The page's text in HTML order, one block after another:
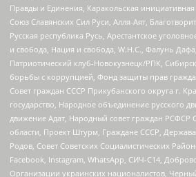
Правды и Единения, Каракольская
Союз Славянских Сил Руси, Алля-Аят,
Русская республика Русь, Арестантское
и свобода, Нация и свобода, W.H.С., Фалунь
Патриотический клуб-Новокузнецк/РПК,
борьбы с коррупцией, Фонд защиты прав
Совет граждан СССР Прикубанского округа г.
государство, Народное объединение русского
движение Адат, Народный совет граждан РСФСР
области, Проект Штурм, Граждане СССР,
Родов, Совет Советских Социалистических
Facebook, Instagram, WhatsApp, СИЧ-С14,
Организации украинских националистов,